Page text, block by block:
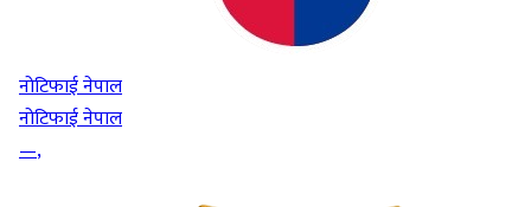
नोटिफाई नेपाल
नोटिफाई नेपाल
—,